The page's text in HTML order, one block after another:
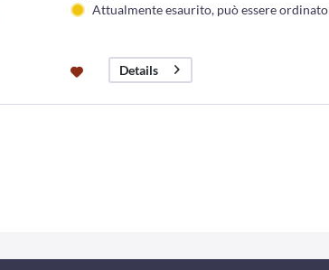
Attualmente esaurito, può essere ordinato
Details